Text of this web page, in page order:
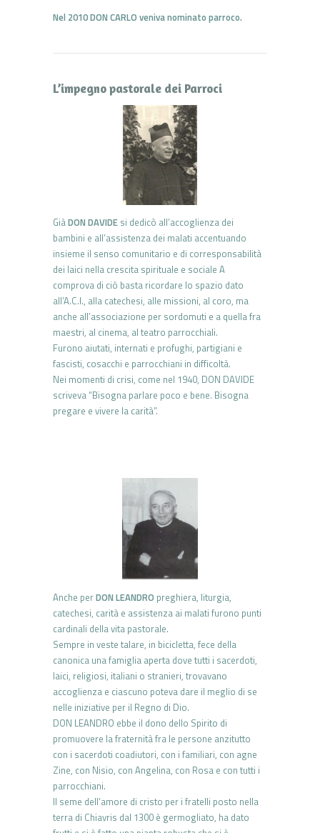
Nel 2010 DON CARLO veniva nominato parroco.
L’impegno pastorale dei Parroci
GiàDON DAVIDE si dedicò all’accoglienza dei
bambini e all’assistenza dei malati accentuando
insieme il senso comunitario e di corresponsabilità
dei laici nella crescita spirituale e sociale A
comprova di ciò basta ricordare lo spazio dato
all’A.C.I., alla catechesi, alle missioni, al coro, ma
anche all’associazione per sordomuti e a quella fra
maestri, al cinema, al teatro parrocchiali.
Furono aiutati, internati e profughi, partigiani e
fascisti, cosacchi e parrocchiani in difficoltà.
Nei momenti di crisi, come nel 1940, DON DAVIDE
scriveva “Bisogna parlare poco e bene. Bisogna
pregare e vivere la carità”.
Anche perDON LEANDRO preghiera, liturgia,
catechesi, carità e assistenza ai malati furono punti
cardinali della vita pastorale.
Sempre in veste talare, in bicicletta, fece della
canonica una famiglia aperta dove tutti i sacerdoti,
laici, religiosi, italiani o stranieri, trovavano
accoglienza e ciascuno poteva dare il meglio di se
nelle iniziative per il Regno di Dio.
DON LEANDRO ebbe il dono dello Spirito di
promuovere la fraternità fra le persone anzitutto
con i sacerdoti coadiutori, con i familiari, con agne
Zine, con Nisio, con Angelina, con Rosa e con tutti i
parrocchiani.
Il seme dell’amore di cristo per i fratelli posto nella
terra di Chiavris dal 1300 è germogliato, ha dato